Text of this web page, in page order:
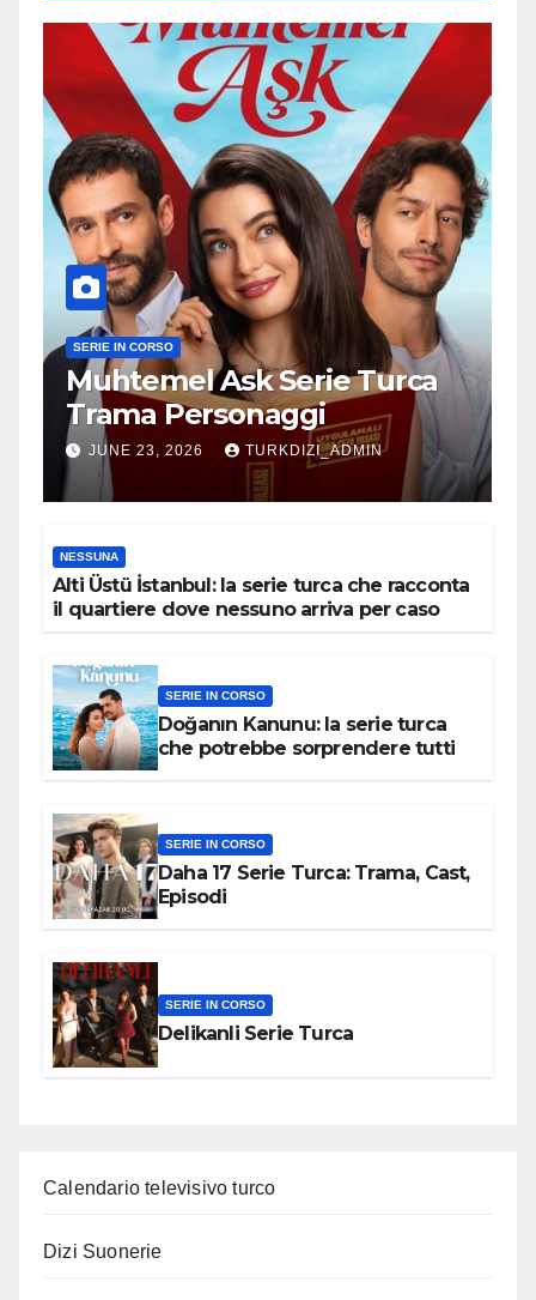
SERIE IN CORSO
Muhtemel Ask Serie Turca
Trama Personaggi
JUNE 23, 2026 TURKDIZI_ADMIN
NESSUNA
Alti Üstü İstanbul: la serie turca che racconta
il quartiere dove nessuno arriva per caso
SERIE IN CORSO
Doğanın Kanunu: la serie turca
che potrebbe sorprendere tutti
SERIE IN CORSO
Daha 17 Serie Turca: Trama, Cast,
Episodi
SERIE IN CORSO
Delikanli Serie Turca
Calendario televisivo turco
Dizi Suonerie